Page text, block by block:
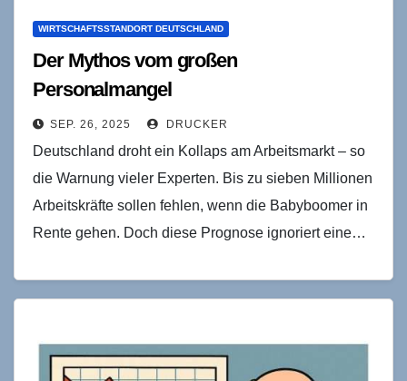
WIRTSCHAFTSSTANDORT DEUTSCHLAND
Der Mythos vom großen
Personalmangel
SEP. 26, 2025 DRUCKER
Deutschland droht ein Kollaps am Arbeitsmarkt – so
die Warnung vieler Experten. Bis zu sieben Millionen
Arbeitskräfte sollen fehlen, wenn die Babyboomer in
Rente gehen. Doch diese Prognose ignoriert eine…